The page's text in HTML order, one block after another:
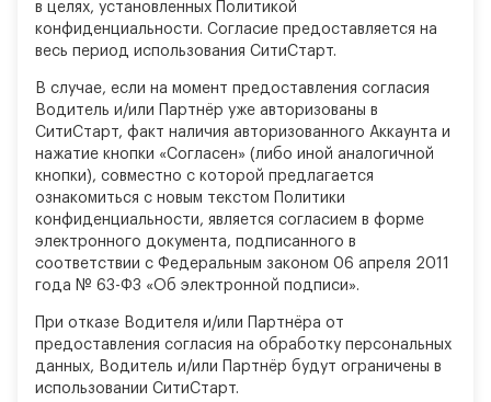
в целях, установленных Политикой
конфиденциальности. Согласие предоставляется на
весь период использования СитиСтарт.
В случае, если на момент предоставления согласия
Водитель и/или Партнёр уже авторизованы в
СитиСтарт, факт наличия авторизованного Аккаунта и
нажатие кнопки «Согласен» (либо иной аналогичной
кнопки), совместно с которой предлагается
ознакомиться с новым текстом Политики
конфиденциальности, является согласием в форме
электронного документа, подписанного в
соответствии с Федеральным законом 06 апреля 2011
года № 63-ФЗ «Об электронной подписи».
При отказе Водителя и/или Партнёра от
предоставления согласия на обработку персональных
данных, Водитель и/или Партнёр будут ограничены в
использовании СитиСтарт.